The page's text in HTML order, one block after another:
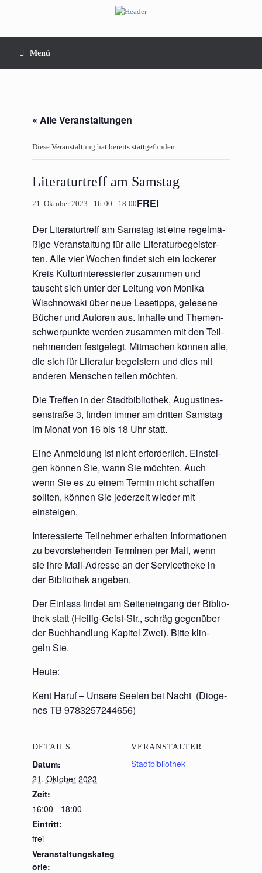
Menü
« Alle Veranstaltungen
Diese Veranstaltung hat bereits stattgefunden.
Literaturtreff am Samstag
21. Oktober 2023 - 16:00 - 18:00FREI
Der Lite­ra­tur­treff am Sams­tag ist eine regel­mä­
ßi­ge Ver­an­stal­tung für alle Lite­ra­tur­be­geis­ter­
ten. Alle vier Wochen fin­det sich ein locke­rer
Kreis Kul­tur­in­ter­es­sier­ter zusam­men und
tauscht sich unter der Lei­tung von Moni­ka
Wisch­now­ski über neue Lese­tipps, gele­se­ne
Bücher und Autoren aus. Inhal­te und The­men­
schwer­punk­te wer­den zusam­men mit den Teil­
neh­men­den fest­ge­legt. Mit­ma­chen kön­nen alle,
die sich für Lite­ra­tur begeis­tern und dies mit
ande­ren Men­schen tei­len möchten.
Die Tref­fen in der Stadt­bi­blio­thek, Augus­ti­nes­
sen­stra­ße 3, fin­den immer am drit­ten Sams­tag
im Monat von 16 bis 18 Uhr statt.
Eine Anmel­dung ist nicht erfor­der­lich. Ein­stei­
gen kön­nen Sie, wann Sie möch­ten. Auch
wenn Sie es zu einem Ter­min nicht schaf­fen
soll­ten, kön­nen Sie jeder­zeit wie­der mit
einsteigen.
Inter­es­sier­te Teil­neh­mer erhal­ten Infor­ma­tio­nen
zu bevor­ste­hen­den Ter­mi­nen per Mail, wenn
sie ihre Mail-Adres­se an der Ser­vice­the­ke in
der Biblio­thek angeben.
Der Ein­lass fin­det am Sei­ten­ein­gang der Biblio­
thek statt (Hei­lig-Geist-Str., schräg gegen­über
der Buch­hand­lung Kapi­tel Zwei). Bit­te klin­
geln Sie.
Heu­te:
Kent Haruf – Unse­re See­len bei Nacht (Dio­ge­
nes TB 9783257244656)
DETAILS
Datum:
21. Oktober 2023
Zeit:
16:00 - 18:00
Eintritt:
frei
Veranstaltungskateg
orie:
VERANSTALTER
Stadtbibliothek